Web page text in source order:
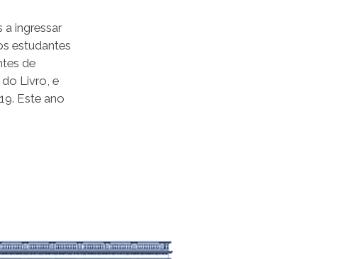
a ingressar
estudantes
de
do Livro, e
Este ano